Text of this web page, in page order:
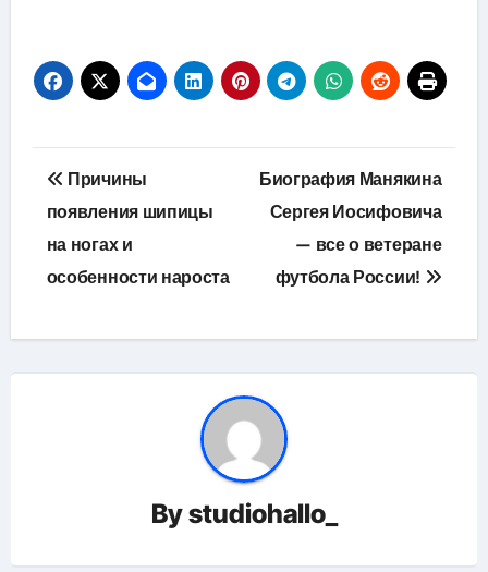
Навигация
по
записям
Причины
появления шипицы
на ногах и
особенности нароста
Биография Манякина
Сергея Иосифовича
— все о ветеране
футбола России!
Bystudiohallo_